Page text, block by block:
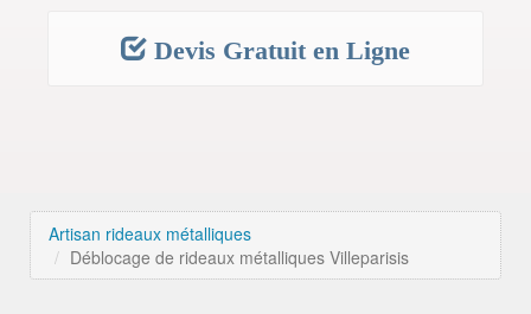
Devis Gratuit en Ligne
Artisan rideaux métalliques
Déblocage de rideaux métalliques Villeparisis